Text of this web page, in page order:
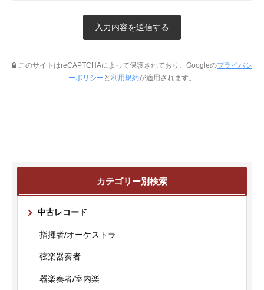
このサイトはreCAPTCHAによって保護されており、Googleのプライバシ
ーポリシー と 利用規約が適用されます。
カテゴリー別検索
中古レコード
指揮者/オーケストラ
弦楽器奏者
器楽奏者/室内楽